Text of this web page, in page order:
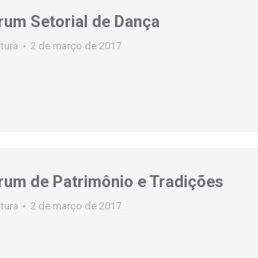
Setorial de Dança
2 de março de 2017
de Patrimônio e Tradições
2 de março de 2017